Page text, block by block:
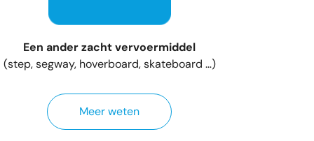
Een ander zacht vervoermiddel
(step, segway, hoverboard, skateboard …)
Meer weten